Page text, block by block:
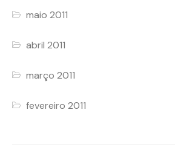
maio 2011
abril 2011
março 2011
fevereiro 2011